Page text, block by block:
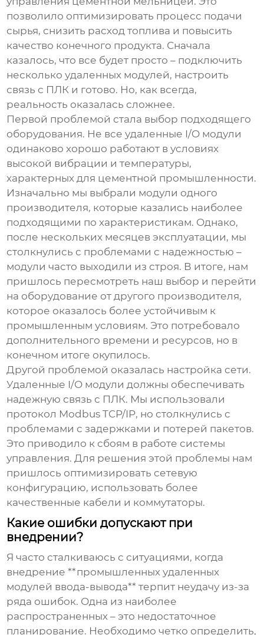
позволило оптимизировать процесс подачи
сырья, снизить расход топлива и повысить
качество конечного продукта. Сначала
казалось, что все будет просто – подключить
несколько удаленных модулей, настроить
связь с ПЛК и готово. Но, как всегда,
реальность оказалась сложнее.
Первой проблемой стала выбор подходящего
оборудования. Не все удаленные I/O модули
одинаково хорошо работают в условиях
высокой вибрации и температуры,
характерных для цементной промышленности.
Изначально мы выбрали модули одного
производителя, которые казались наиболее
подходящими по характеристикам. Однако,
после нескольких месяцев эксплуатации, мы
столкнулись с проблемами с надежностью –
модули часто выходили из строя. В итоге, нам
пришлось пересмотреть наш выбор и перейти
на оборудование от другого производителя,
которое оказалось более устойчивым к
промышленным условиям. Это потребовало
дополнительного времени и ресурсов, но в
конечном итоге окупилось.
Другой проблемой оказалась настройка сети.
Удаленные I/O модули должны обеспечивать
надежную связь с ПЛК. Мы использовали
протокол Modbus TCP/IP, но столкнулись с
проблемами с задержками и потерей пакетов.
Это приводило к сбоям в работе системы
управления. Для решения этой проблемы нам
пришлось оптимизировать сетевую
конфигурацию, использовать более
качественные кабели и коммутаторы.
Какие ошибки допускают при
внедрении?
Я часто сталкиваюсь с ситуациями, когда
внедрение **промышленных удаленных
модулей ввода-вывода** терпит неудачу из-за
ряда ошибок. Одна из наиболее
распространенных – это недостаточное
планирование. Необходимо четко определить,